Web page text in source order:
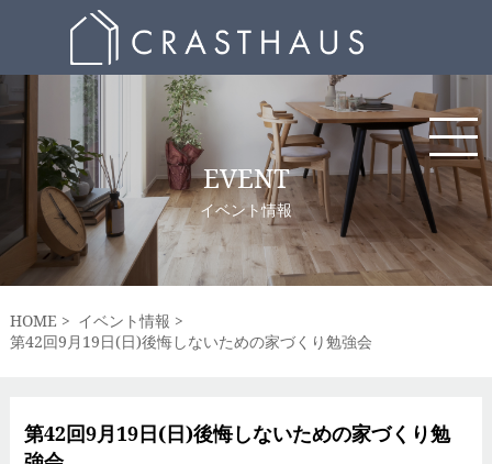
EVENT
イベント情報
HOME
イベント情報
第42回9月19日(日)後悔しないための家づくり勉強会
第42回9月19日(日)後悔しないための家づくり勉